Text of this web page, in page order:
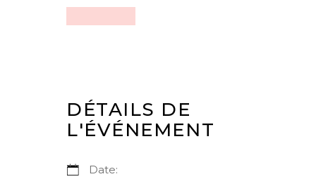
DÉTAILS DE
L'ÉVÉNEMENT
Date: